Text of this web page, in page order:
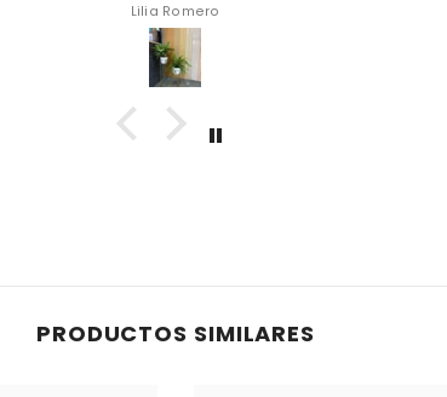
Anónimo
PRODUCTOS SIMILARES